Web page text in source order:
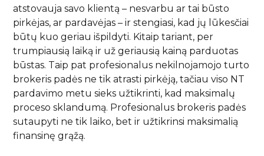
atstovauja savo klientą – nesvarbu ar tai būsto
pirkėjas, ar pardavėjas – ir stengiasi, kad jų lūkesčiai
būtų kuo geriau išpildyti. Kitaip tariant, per
trumpiausią laiką ir už geriausią kainą parduotas
būstas. Taip pat profesionalus nekilnojamojo turto
brokeris padės ne tik atrasti pirkėją, tačiau viso NT
pardavimo metu sieks užtikrinti, kad maksimalų
proceso sklandumą. Profesionalus brokeris padės
sutaupyti ne tik laiko, bet ir užtikrinsi maksimalią
finansinę grąžą.